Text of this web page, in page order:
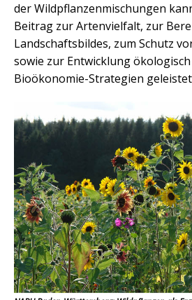
der Wildpflanzenmischungen
Beitrag zur Artenvielfalt, zur
Landschaftsbildes, zum Schutz
sowie zur Entwicklung
Bioökonomie-Strategien geleistet